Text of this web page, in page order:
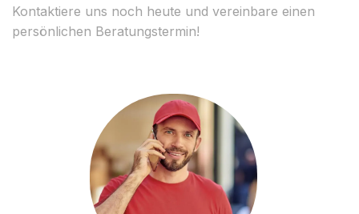
Kontaktiere uns noch heute und vereinbare einen
persönlichen Beratungstermin!